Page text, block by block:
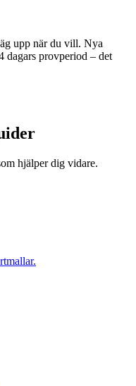
upp när du vill. Nya
dagars provperiod – det
hjälper dig vidare.